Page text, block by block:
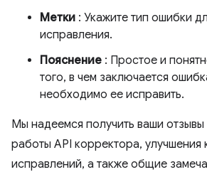
Метки : Укажите тип ошибки
исправления.
Пояснение : Простое и
того, в чем заключается
необходимо ее исправить.
Мы надеемся получить ваши
работы API корректора, улучшения
исправлений, а также общие